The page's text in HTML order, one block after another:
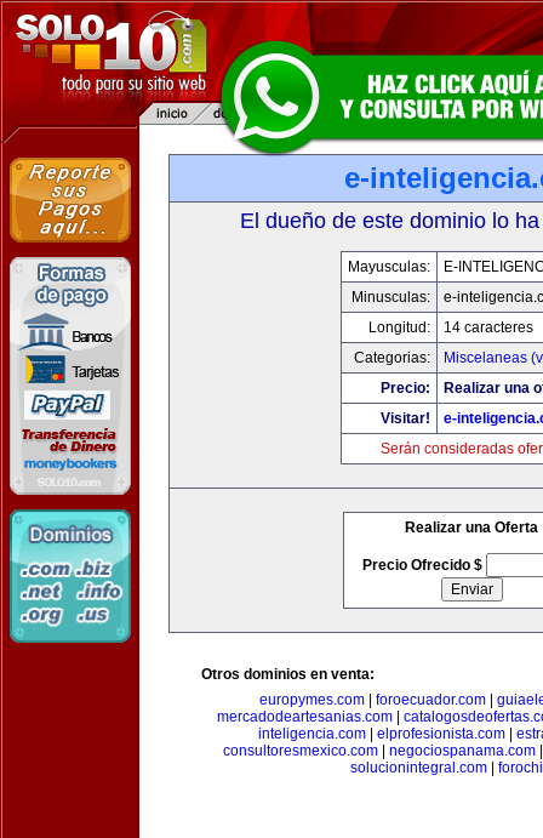
e-
El dueño de este dominio lo
Mayusculas:
E-
Minusculas:
e-
Longitud:
14 caracteres
Categorias:
Miscelaneas
Precio:
Realizar una
Visitar!
e-
Serán consideradas
Realizar una Oferta
Precio Ofrecido $
Otros dominios en venta:
europymes.com| foroecuador.com|
mercadodeartesanias.com
inteligencia.com| elprofesionista.com|
consultoresmexico.com| negociospanama.com
solucionintegral.com|